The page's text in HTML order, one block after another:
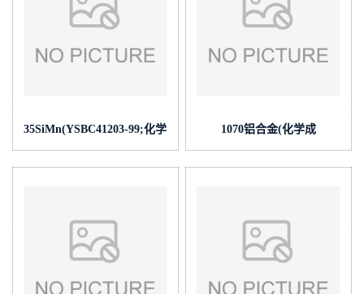
35SiMn(YSBC41203-99;化学
成
1070铝合金(化学成
份:Si/Fe/Cu/Mn/Mg/Zn/Ti/V)